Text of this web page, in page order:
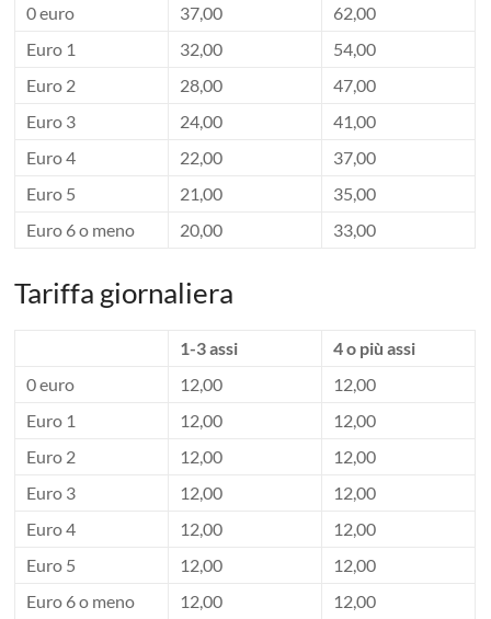
0 euro
37,00
62,00
Euro 1
32,00
54,00
Euro 2
28,00
47,00
Euro 3
24,00
41,00
Euro 4
22,00
37,00
Euro 5
21,00
35,00
Euro 6 o meno
20,00 33,00
Tariffa giornaliera
1-3 assi
4 o più assi
0 euro
12,00
12,00
Euro 1
12,00
12,00
Euro 2
12,00
12,00
Euro 3
12,00
12,00
Euro 4
12,00
12,00
Euro 5
12,00
12,00
Euro 6 o meno
12,00 12,00